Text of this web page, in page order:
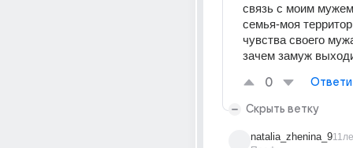
связь с моим
семья-моя
чувства своего
зачем замуж
0
Скрыть ветку
natalia_zhenina_9